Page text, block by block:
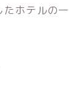
ホテルの一